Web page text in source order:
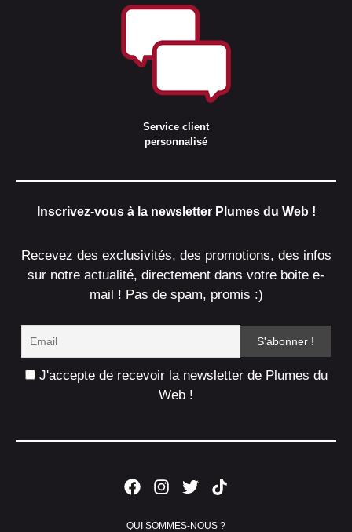
Service client
personnalisé
Inscrivez-vous à la newsletter Plumes du Web !
Recevez des exclusivités, des promotions, des infos
sur notre actualité, directement dans votre boite e-
mail ! Pas de spam, promis :)
J'accepte de recevoir la newsletter de Plumes du
Web !
QUI SOMMES-NOUS ?